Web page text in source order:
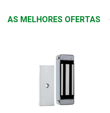
AS MELHORES OFERTAS